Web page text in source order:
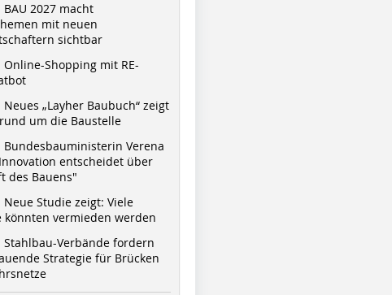
BAU 2027 macht
mit neuen
sichtbar
Online-Shopping mit RE-
Neues „Layher Baubuch“ zeigt
um die Baustelle
Bundesbauministerin Verena
entscheidet über
des Bauens"
Neue Studie zeigt: Viele
könnten vermieden werden
Stahlbau-Verbände fordern
Strategie für Brücken